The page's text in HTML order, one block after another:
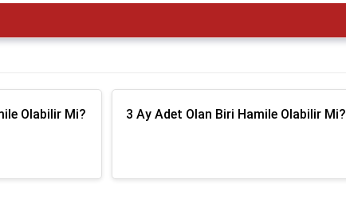
Olabilir Mi? 3 Ay Adet Olan Biri Hamile Olabilir Mi?